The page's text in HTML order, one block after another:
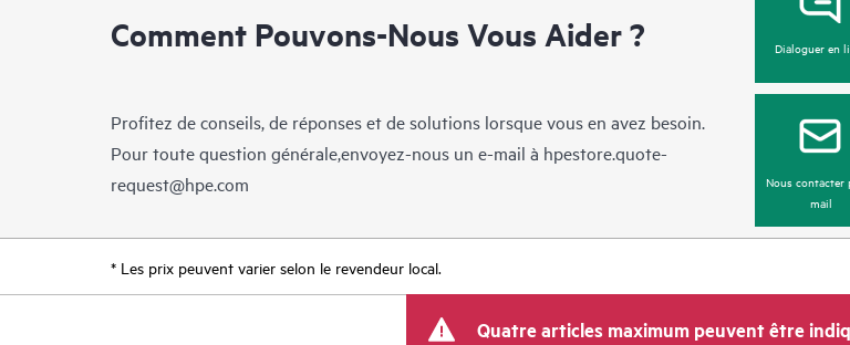
Comment Pouvons-Nous Vous Aider ?
Profitez de conseils, de réponses et de solutions lorsque vous en avez besoin.
Pour toute question générale,envoyez-nous un e-mail à hpestore.quote-
request@hpe.com
Dialoguer en
Nous contacter
mail
* Les prix peuvent varier selon le revendeur local.
Quatre articles maximum peuvent être